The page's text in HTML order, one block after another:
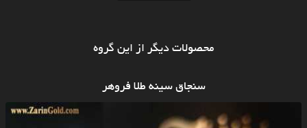
محصولات دیگر از این گروه
سنجاق سینه طلا فروهر